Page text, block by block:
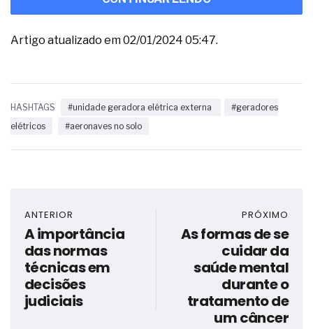
Artigo atualizado em 02/01/2024 05:47.
HASHTAGS #unidade geradora elétrica externa
#geradores
elétricos
#aeronaves no solo
ANTERIOR
A importância
das normas
técnicas em
decisões
judiciais
PRÓXIMO
As formas de se
cuidar da
saúde mental
durante o
tratamento de
um câncer